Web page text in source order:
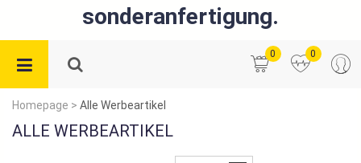
sonderanfertigung.
0 0
Homepage > Alle Werbeartikel
ALLE WERBEARTIKEL